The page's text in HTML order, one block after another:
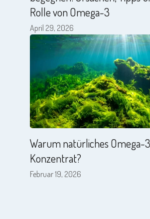
Rolle von Omega-3
April 29, 2026
Warum natürliches Omega-
Konzentrat?
Februar 19, 2026